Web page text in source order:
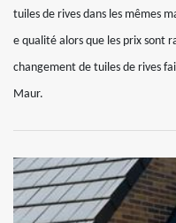
tuiles de rives dans les mêmes
e qualité alors que les prix sont
changement de tuiles de rives
Maur.